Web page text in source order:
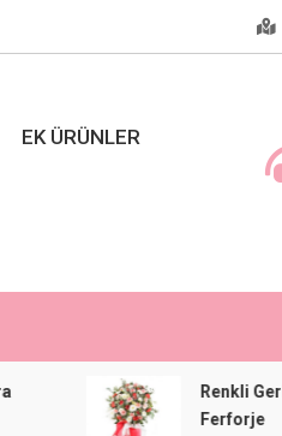
EK ÜRÜNLER
Renkli Gerberalar
Ferforje